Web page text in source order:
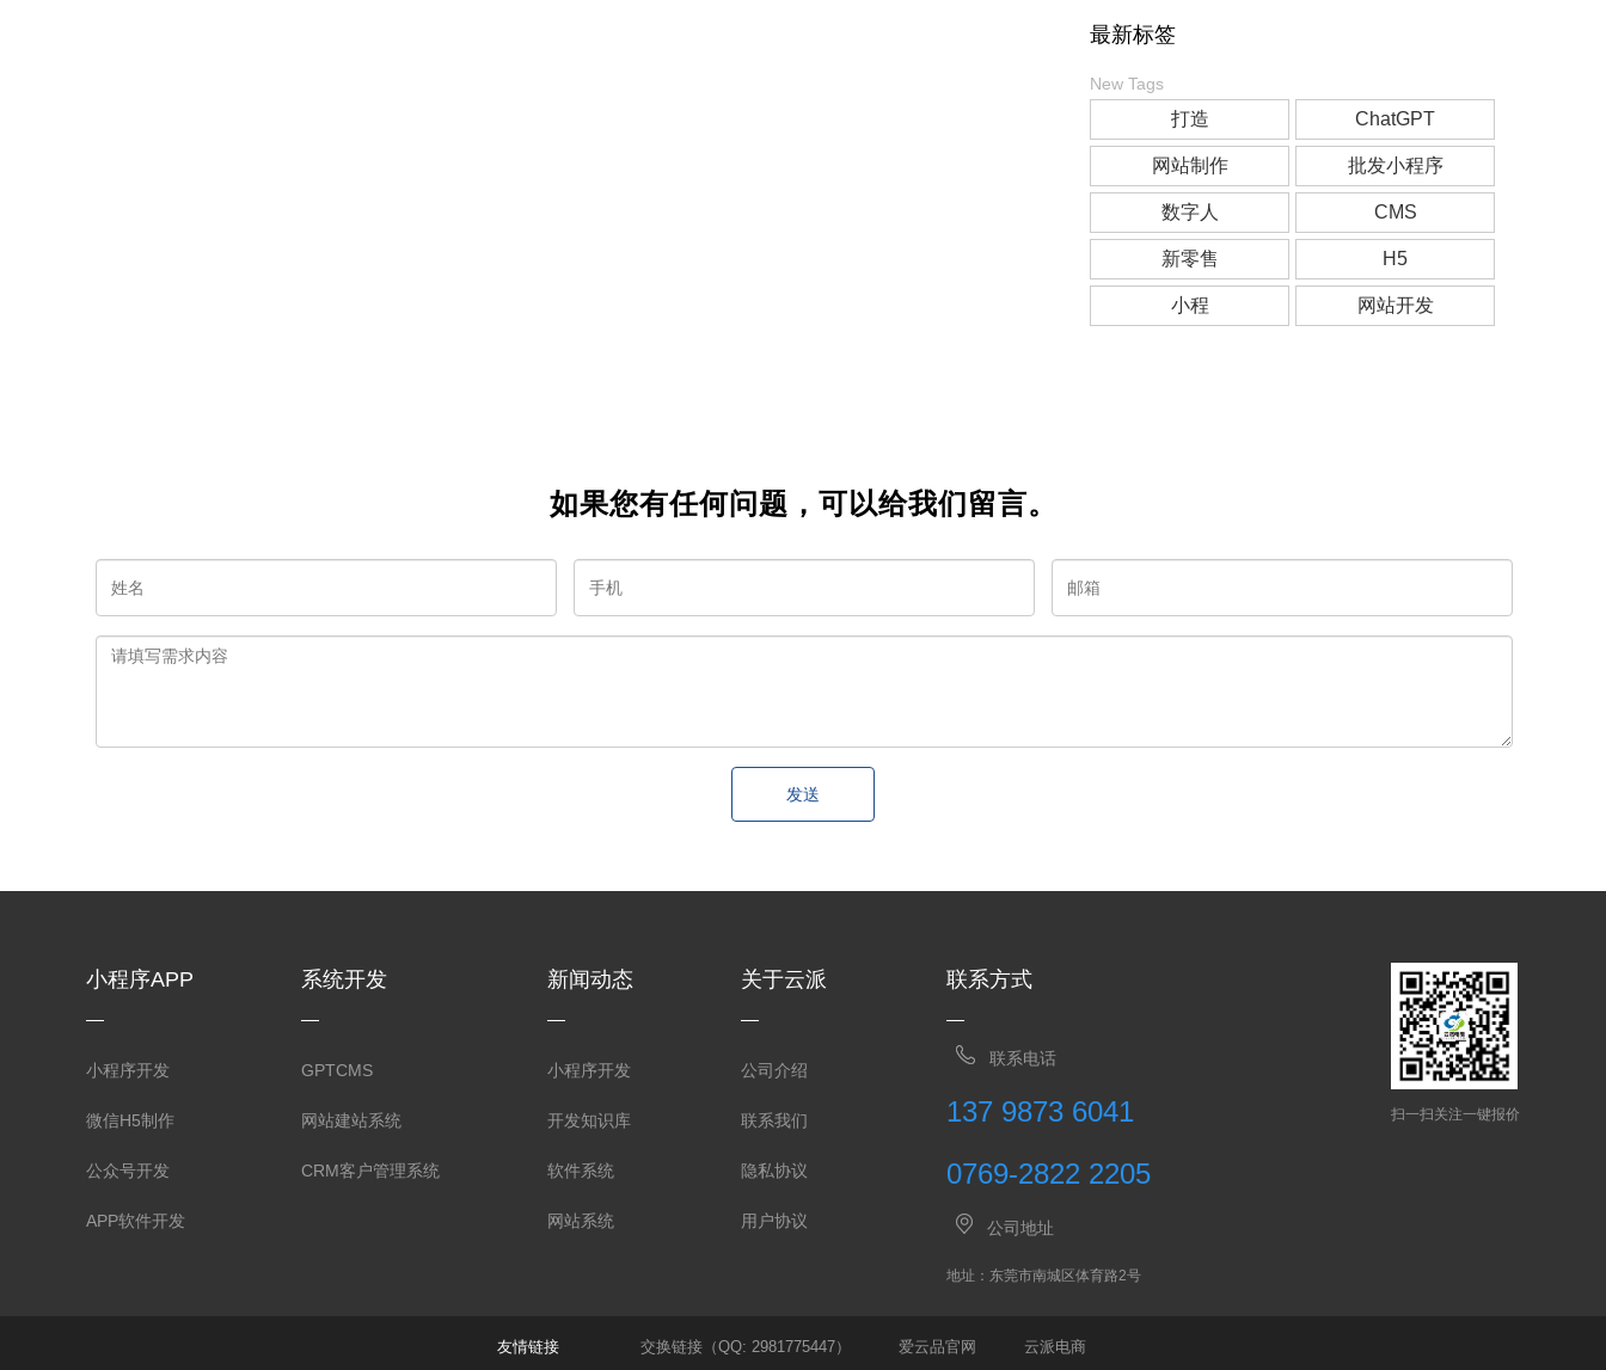
最新标签
New Tags
打造 ChatGPT
网站制作 批发小程序
数字人 CMS
新零售 H5
小程 网站开发
如果您有任何问题，可以给我们留言。
发送
小程序APP
小程序开发
微信H5制作
公众号开发
APP软件开发
系统开发
GPTCMS
网站建站系统
CRM客户管理系统
新闻动态
小程序开发
开发知识库
软件系统
网站系统
关于云派
公司介绍
联系我们
隐私协议
用户协议
联系方式
联系电话
137 9873 6041
0769-2822 2205
扫一扫关注一键报价
公司地址
地址：东莞市南城区体育路2号
友情链接 交换链接（QQ: 2981775447） 爱云品官网 云派电商